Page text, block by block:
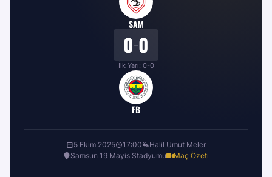
SAM
0–0
İlk Yarı: 0-0
FB
5 Ekim 2025 17:00
Halil Umut Meler
Samsun 19 Mayis Stadyumu
Maç Özeti